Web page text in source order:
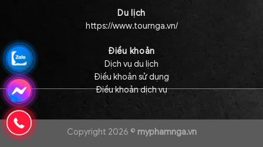
Du lịch
https://www.tournga.vn/
Điều khoản
Dịch vụ du lịch
Điều khoản sử dụng
Điều khoản dịch vụ
Copyright 2026 © myphamnga.vn